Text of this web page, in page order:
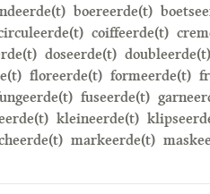
boereerde(t)
coiffeerde(t)
doseerde(t) doubleerde(t)
floreerde(t) formeerde(t)
fuseerde(t)
kleineerde(t)
markeerde(t)